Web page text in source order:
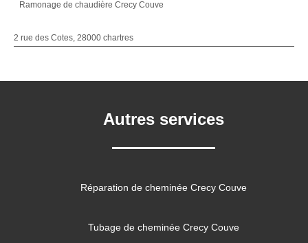
Ramonage de chaudière Crecy Couve
2 rue des Cotes, 28000 chartres
Autres services
Réparation de cheminée Crecy Couve
Tubage de cheminée Crecy Couve